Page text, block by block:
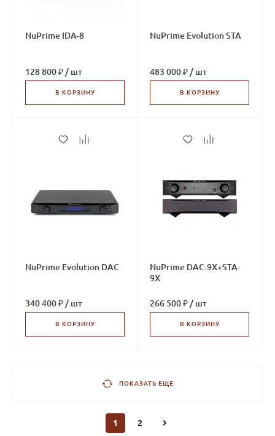
NuPrime IDA-8
128 800 ₽ / шт
В КОРЗИНУ
NuPrime Evolution STA
483 000 ₽ / шт
В КОРЗИНУ
NuPrime Evolution DAC
340 400 ₽ / шт
В КОРЗИНУ
NuPrime DAC-9X+STA-
9X
266 500 ₽ / шт
В КОРЗИНУ
ПОКАЗАТЬ ЕЩЕ
1 2